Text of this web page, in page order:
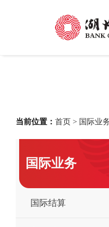
当前位置： 首页 > 国际业
国际业务
国际结算